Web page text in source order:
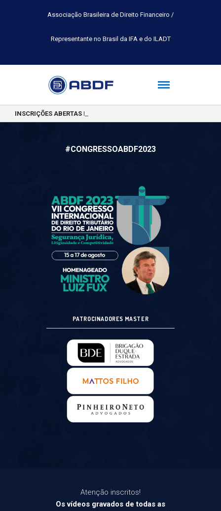
Associação Brasileira de Direito Financeiro /
Representante no Brasil da IFA e do ILADT
INSCRIÇÕES ABERTAS PARA A TURMA 2026.2 DA PÓS-
#CONGRESSOABDF2023
PATROCINADORES MASTER
Atenção inscritos!
Os vídeos gravados de todas as